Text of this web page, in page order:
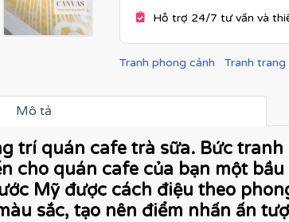
Hỗ trợ 24/7 tư vấn và
Tranh phong cảnh Tranh
Mô tả
trí quán cafe trà sữa. Bức
cho quán cafe của bạn một
Mỹ được cách điệu theo
sắc, tạo nên điểm nhấn ấn